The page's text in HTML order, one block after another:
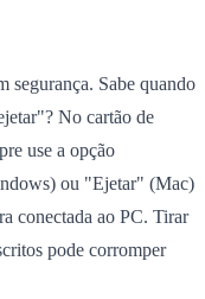
segurança. Sabe quando
No cartão de
use a opção
ou "Ejetar" (Mac)
conectada ao PC. Tirar
pode corromper